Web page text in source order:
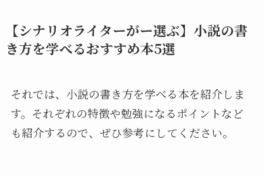
【シナリオライターがー選ぶ】小説の書
き方を学べるおすすめ本5選
それでは、小説の書き方を学べる本を紹介しま
す。それぞれの特徴や勉強になるポイントなど
も紹介するので、ぜひ参考にしてください。